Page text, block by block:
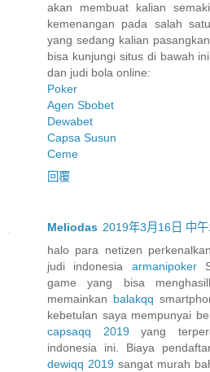
akan membuat kalian
kemenangan pada salah
yang sedang kalian
bisa kunjungi situs di bawah
dan judi bola online:
Poker
Agen Sbobet
Dewabet
Capsa Susun
Ceme
回覆
Meliodas 2019年3月16日 中
halo para netizen
judi indonesia armanipoker
game yang bisa
memainkan balakqq
kebetulan saya mempunyai
capsaqq 2019yang
indonesia ini. Biaya
dewiqq 2019sangat murah